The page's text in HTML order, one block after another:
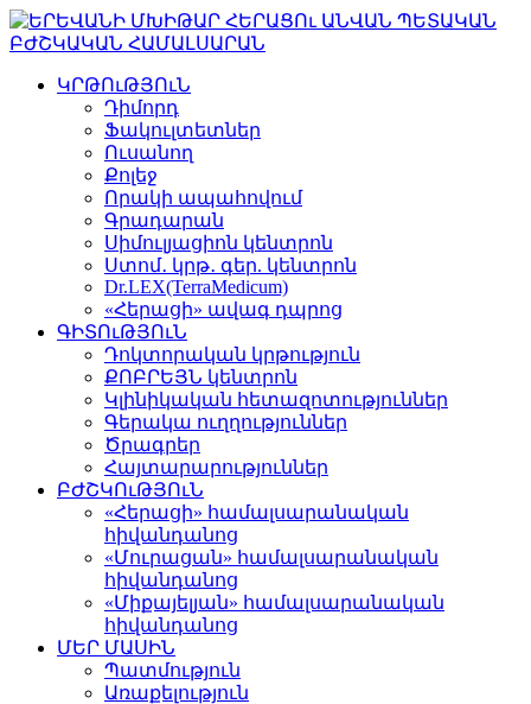
ԿՐԹՈւԹՅՈւՆ
Դիմորդ
Ֆակուլտետներ
Ուսանող
Քոլեջ
Որակի ապահովում
Գրադարան
Սիմուլյացիոն կենտրոն
Ստոմ․ կրթ․ գեր. կենտրոն
Dr.LEX(TerraMedicum)
«Հերացի» ավագ դպրոց
ԳԻՏՈւԹՅՈւՆ
Դոկտորական կրթություն
ՔՈԲՐԵՅՆ կենտրոն
Կլինիկական հետազոտություններ
Գերակա ուղղություններ
Ծրագրեր
Հայտարարություններ
ԲԺՇԿՈւԹՅՈւՆ
«Հերացի» համալսարանական
հիվանդանոց
«Մուրացան» համալսարանական
հիվանդանոց
«Միքայելյան» համալսարանական
հիվանդանոց
ՄԵՐ ՄԱՍԻՆ
Պատմություն
Առաքելություն